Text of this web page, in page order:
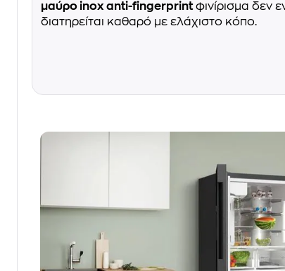
μαύρο inox anti-fingerprintφινίρισμα δεν
διατηρείται καθαρό με ελάχιστο κόπο.